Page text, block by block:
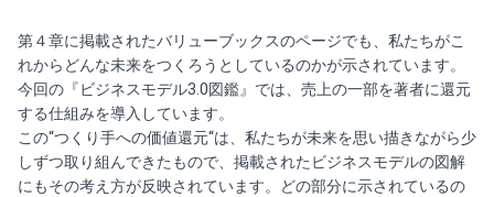
第４章に掲載されたバリューブックスのページでも、私たちがこ
れからどんな未来をつくろうとしているのかが示されています。
今回の『ビジネスモデル3.0図鑑』では、売上の一部を著者に還元
する仕組みを導入しています。
この“つくり手への価値還元“は、私たちが未来を思い描きながら少
しずつ取り組んできたもので、掲載されたビジネスモデルの図解
にもその考え方が反映されています。どの部分に示されているの